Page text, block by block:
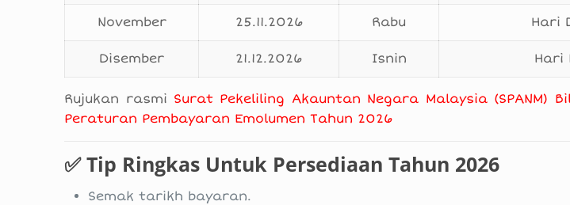
November 25.11.2026 Rabu Hari
Disember 21.12.2026 Isnin Hari
Rujukan rasmi Surat Pekeliling Akauntan Negara Malaysia (SPANM)
Peraturan Pembayaran Emolumen Tahun 2026
✅ Tip Ringkas Untuk Persediaan Tahun 2026
Semak tarikh bayaran.